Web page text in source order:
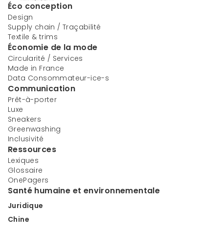
Éco conception
Design
Supply chain / Traçabilité
Textile & trims
Économie de la mode
Circularité / Services
Made in France
Data Consommateur-ice-s
Communication
Prêt-à-porter
Luxe
Sneakers
Greenwashing
Inclusivité
Ressources
Lexiques
Glossaire
OnePagers
Santé humaine et environnementale
Juridique
Chine